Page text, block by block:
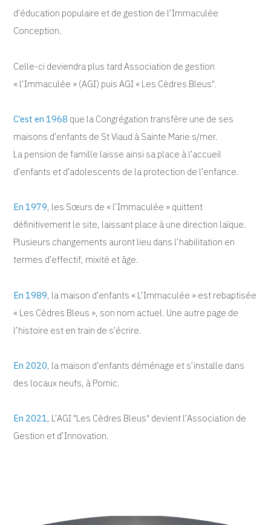
d’éducation populaire et de gestion de l’Immaculée
Conception.
Celle-ci deviendra plus tard Association de gestion
« l’Immaculée » (AGI) puis AGI « Les Cèdres Bleus".
C’est en 1968 que la Congrégation transfère une de ses
maisons d’enfants de St Viaud à Sainte Marie s/mer.
La pension de famille laisse ainsi sa place à l’accueil
d’enfants et d’adolescents de la protection de l’enfance.
En 1979, les Sœurs de « l’Immaculée » quittent
définitivement le site, laissant place à une direction laïque.
Plusieurs changements auront lieu dans l’habilitation en
termes d’effectif, mixité et âge.
En 1989 , la maison d’enfants « L’Immaculée » est rebaptisée
« Les Cèdres Bleus », son nom actuel. Une autre page de
l’histoire est en train de s’écrire.
En 2020, la maison d’enfants déménage et s’installe dans
des locaux neufs, à Pornic.
En 2021, L’AGI "Les Cèdres Bleus" devient l’Association de
Gestion et d’Innovation.